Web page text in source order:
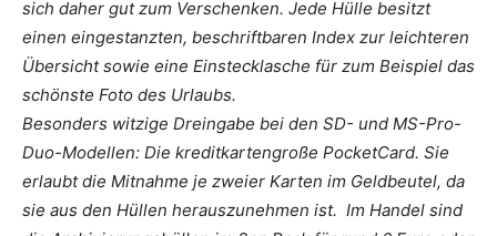
sich daher gut zum Verschenken. Jede Hülle besitzt
einen eingestanzten, beschriftbaren Index zur leichteren
Übersicht sowie eine Einstecklasche für zum Beispiel das
schönste Foto des Urlaubs.
Besonders witzige Dreingabe bei den SD- und MS-Pro-
Duo-Modellen: Die kreditkartengroße PocketCard. Sie
erlaubt die Mitnahme je zweier Karten im Geldbeutel, da
sie aus den Hüllen herauszunehmen ist. Im Handel sind